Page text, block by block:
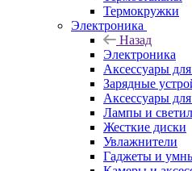
Термокружки
Электроника
Назад
Электроника
Аксессуары
Зарядные
Аксессуары
Лампы и
Жесткие диски
Увлажнители
Гаджеты и